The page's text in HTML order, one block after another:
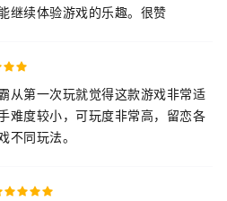
继续体验游戏的乐趣。很赞
从第一次玩就觉得这款游戏非常适
难度较小，可玩度非常高，留恋各
不同玩法。